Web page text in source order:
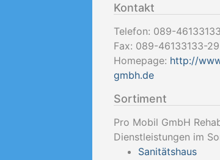
Kontakt
Telefon: 089-
Fax: 089-46133133-29
Homepage: http://
gmbh.de
Sortiment
Pro Mobil GmbH
Dienstleistungen im
Sanitätshaus